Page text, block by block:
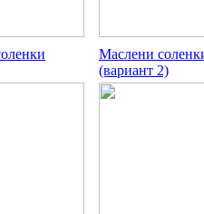
Маслени
(вариант 2)